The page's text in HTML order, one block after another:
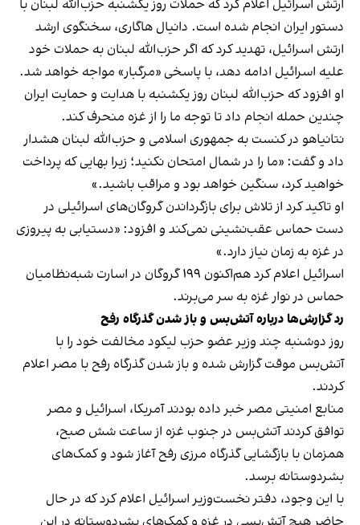
ارتش اسرائیل اعلام کرد که حملات روز یکشنبه ‌حزب‌الله لبنان با
دستور ایران انجام شده است. دانیال هاگاری، سخنگوی ارشد
ارتش اسرائیل، تهدید کرد که اگر حزب‌الله لبنان به حملات خود
علیه اسرائیل ادامه دهد، با پاسخی «مرگبار» مواجه خواهد شد.
او افزود که حزب‌الله لبنان روز یکشنبه با هدایت و حمایت ایران
چندین حمله انجام داد تا توجه ما را از غزه منحرف کند.
نتانیاهو در کنست به جمهوری اسلامی و حزب‌الله لبنان هشدار
داد و گفت: «ما را در شمال امتحان نکنید؛ زیرا بهایی که پرداخت
خواهید کرد، سنگین خواهد بود و مراقب باشید.»
او تاکید کرد از تلاش برای بازگرداندن گروگان‌های اسرائیلی در
دست حماس عقب‌نشینی نمی‌کند و افزود: «دستیابی به پیروزی
در غزه به زمان نیاز دارد.»
اسرائیل اعلام کرد هم‌اکنون ۱۹۹ گروگان در اسارت شبه‌نظامیان
حماس در نوار غزه به سر می‌برند.
رد گزارش‌ها درباره آتش‌بس و باز شدن گذرگاه رفح
روز دوشنبه چند وزیر عضو حزب لیکود مخالفت خود را با
آتش‌بس موقت گزارش شده و باز شدن گذرگاه رفح با مصر اعلام
کردند.
منابع امنیتی مصر خبر داده بودند آمریکا، اسرائیل و مصر
توافق کردند آتش‌بس در جنوب غزه از ساعت شش صبح،
همزمان با بازگشایی گذرگاه مرزی رفح آغاز شود و کمک‌های
بشردوستانه برسد.
با این وجود، دفتر نخست‌وزیر اسرائیل اعلام کرد که در حال